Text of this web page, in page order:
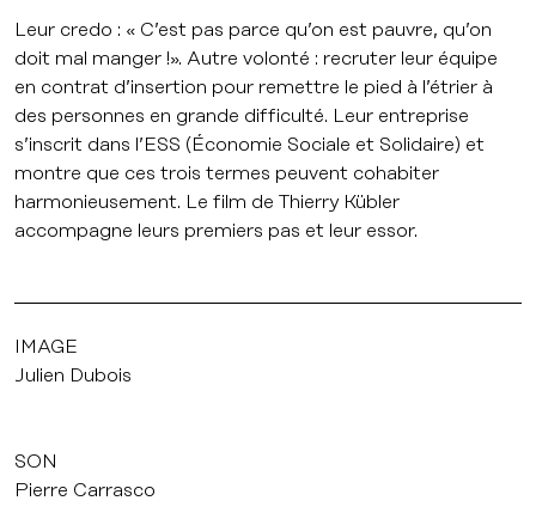
Leur credo : « C’est pas parce qu’on est pauvre, qu’on
doit mal manger !». Autre volonté : recruter leur équipe
en contrat d’insertion pour remettre le pied à l’étrier à
des personnes en grande difficulté. Leur entreprise
s’inscrit dans l’ESS (Économie Sociale et Solidaire) et
montre que ces trois termes peuvent cohabiter
harmonieusement. Le film de Thierry Kübler
accompagne leurs premiers pas et leur essor.
IMAGE
Julien Dubois
SON
Pierre Carrasco